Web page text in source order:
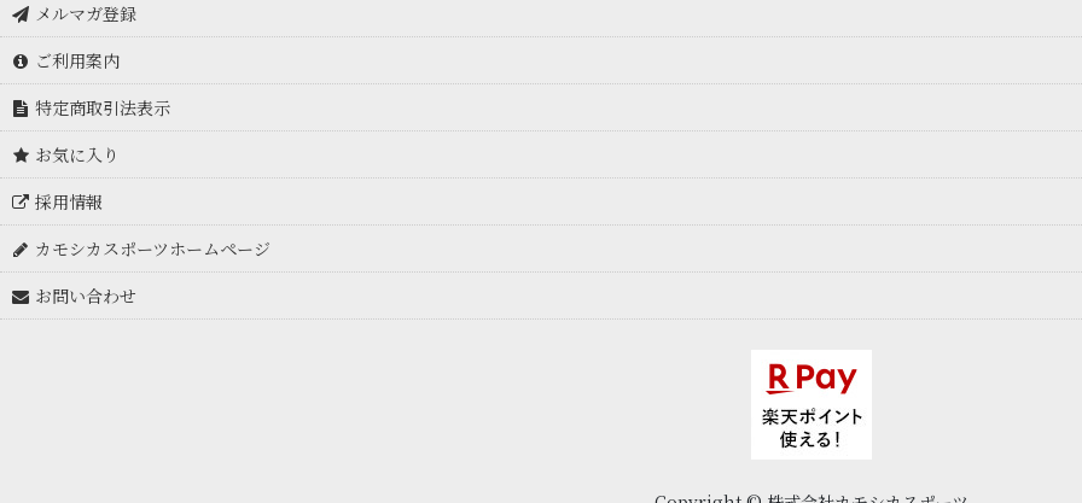
メルマガ登録
ご利用案内
特定商取引法表示
お気に入り
採用情報
カモシカスポーツホームページ
お問い合わせ